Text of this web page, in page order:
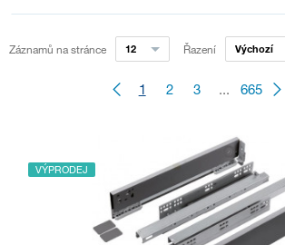
Záznamů na stránce 12 Řazení Výchozí
1 2 3 ... 665
VÝPRODEJ